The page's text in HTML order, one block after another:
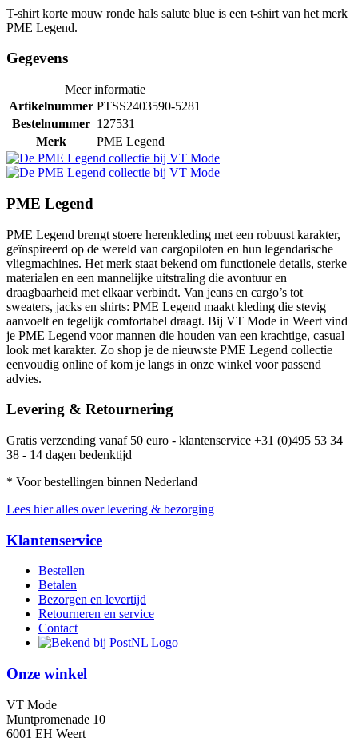
T-shirt korte mouw ronde hals salute blue is een t-shirt van het merk
PME Legend.
Gegevens
Meer informatie
Artikelnummer PTSS2403590-5281
Bestelnummer 127531
Merk
PME Legend
PME Legend
PME Legend brengt stoere herenkleding met een robuust karakter,
geïnspireerd op de wereld van cargopiloten en hun legendarische
vliegmachines. Het merk staat bekend om functionele details, sterke
materialen en een mannelijke uitstraling die avontuur en
draagbaarheid met elkaar verbindt. Van jeans en cargo’s tot
sweaters, jacks en shirts: PME Legend maakt kleding die stevig
aanvoelt en tegelijk comfortabel draagt. Bij VT Mode in Weert vind
je PME Legend voor mannen die houden van een krachtige, casual
look met karakter. Zo shop je de nieuwste PME Legend collectie
eenvoudig online of kom je langs in onze winkel voor passend
advies.
Levering & Retournering
Gratis verzending vanaf 50 euro - klantenservice +31 (0)495 53 34
38 - 14 dagen bedenktijd
* Voor bestellingen binnen Nederland
Lees hier alles over levering & bezorging
Klantenservice
Bestellen
Betalen
Bezorgen en levertijd
Retourneren en service
Contact
Onze winkel
VT Mode
Muntpromenade 10
6001 EH Weert